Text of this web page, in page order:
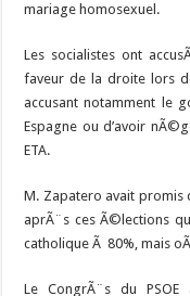
mariage homosexuel.
Les socialistes ont
faveur de la droite lors
accusant notamment le
Espagne ou d’avoir
ETA.
M. Zapatero avait promis
aprÃ¨s ces Ã©lections
catholique Ã 80%, mais
Le CongrÃ¨s du